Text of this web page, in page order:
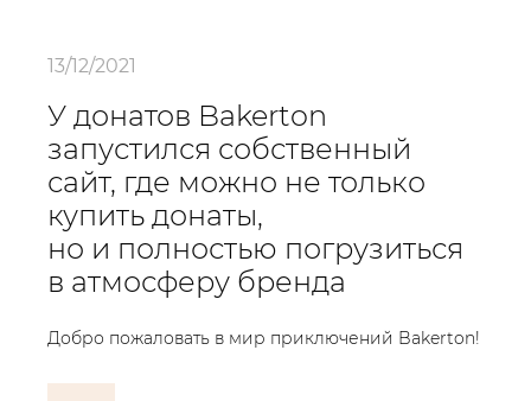
13/12/2021
У донатов Bakerton
запустился собственный
сайт, где можно не только
купить донаты,
но и полностью погрузиться
в атмосферу бренда
Добро пожаловать в мир приключений Bakerton!